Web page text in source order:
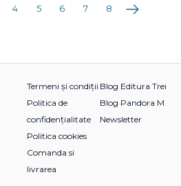
4 5 6 7 8 Următoarea
Termeni și condiții
Politica de
confidențialitate
Politica cookies
Comanda si
livrarea
Blog Editura Trei
Blog Pandora M
Newsletter